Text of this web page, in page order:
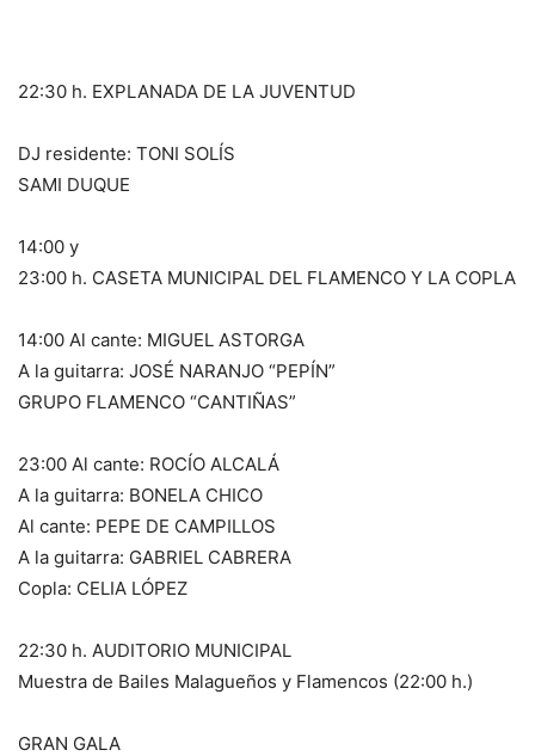
22:30 h. EXPLANADA DE LA JUVENTUD
DJ residente: TONI SOLÍS
SAMI DUQUE
14:00 y
23:00 h. CASETA MUNICIPAL DEL FLAMENCO Y LA COPLA
14:00 Al cante: MIGUEL ASTORGA
A la guitarra: JOSÉ NARANJO “PEPÍN”
GRUPO FLAMENCO “CANTIÑAS”
23:00 Al cante: ROCÍO ALCALÁ
A la guitarra: BONELA CHICO
Al cante: PEPE DE CAMPILLOS
A la guitarra: GABRIEL CABRERA
Copla: CELIA LÓPEZ
22:30 h. AUDITORIO MUNICIPAL
Muestra de Bailes Malagueños y Flamencos (22:00 h.)
GRAN GALA